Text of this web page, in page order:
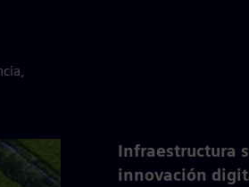
Infraestructura
innovación